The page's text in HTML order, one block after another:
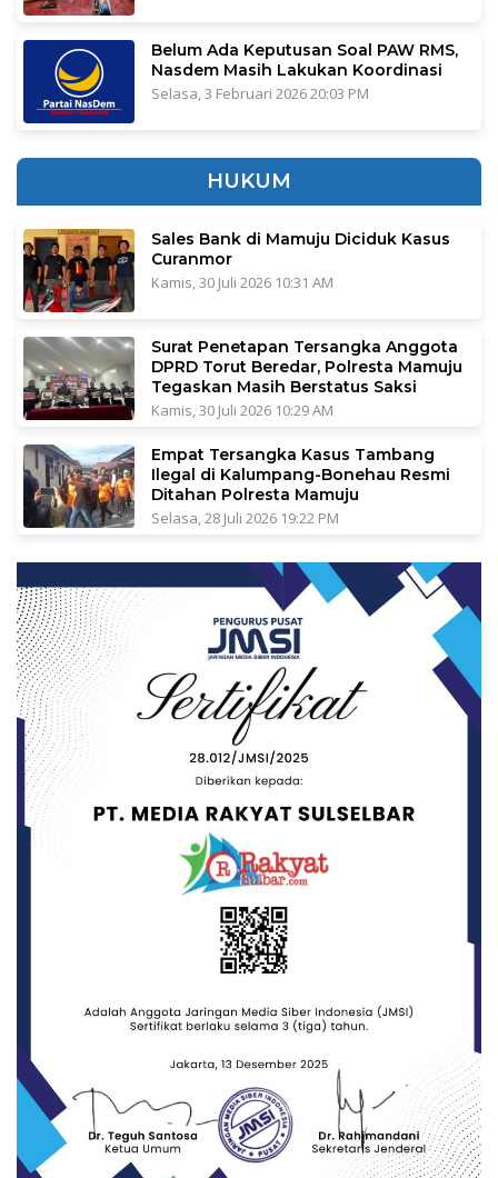
Belum Ada Keputusan Soal PAW RMS,
Nasdem Masih Lakukan Koordinasi
Selasa, 3 Februari 2026 20:03 PM
HUKUM
Sales Bank di Mamuju Diciduk Kasus
Curanmor
Kamis, 30 Juli 2026 10:31 AM
Surat Penetapan Tersangka Anggota
DPRD Torut Beredar, Polresta Mamuju
Tegaskan Masih Berstatus Saksi
Kamis, 30 Juli 2026 10:29 AM
Empat Tersangka Kasus Tambang
Ilegal di Kalumpang-Bonehau Resmi
Ditahan Polresta Mamuju
Selasa, 28 Juli 2026 19:22 PM